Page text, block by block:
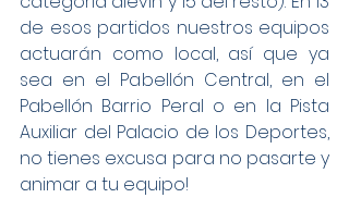
de esos partidos nuestros equipos
actuarán como local, así que ya
sea en el Pabellón Central, en el
Pabellón Barrio Peral o en la Pista
Auxiliar del Palacio de los Deportes,
no tienes excusa para no pasarte y
animar a tu equipo!